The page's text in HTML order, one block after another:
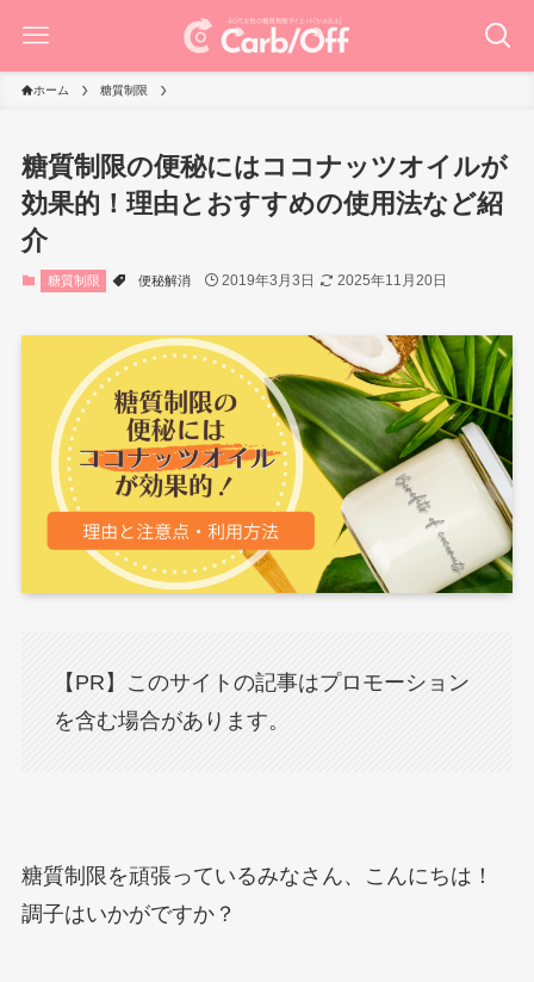
ホーム 糖質制限
糖質制限の便秘にはココナッツオイルが
効果的！理由とおすすめの使用法など紹
介
糖質制限 便秘解消 2019年3月3日 2025年11月20日
【PR】このサイトの記事はプロモーション
を含む場合があります。
糖質制限を頑張っているみなさん、こんにちは！
調子はいかがですか？